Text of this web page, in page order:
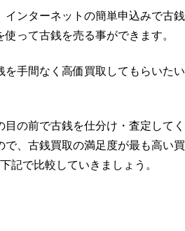
ンターネットの簡単申込みで古銭
って古銭を売る事ができます。
を手間なく高価買取してもらいたい
の前で古銭を仕分け・査定してく
、古銭買取の満足度が最も高い買
記で比較していきましょう。